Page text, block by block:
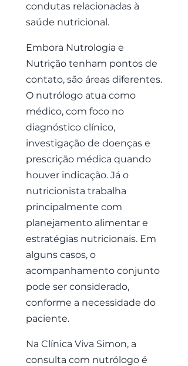
condutas relacionadas à
saúde nutricional.
Embora Nutrologia e
Nutrição tenham pontos de
contato, são áreas diferentes.
O nutrólogo atua como
médico, com foco no
diagnóstico clínico,
investigação de doenças e
prescrição médica quando
houver indicação. Já o
nutricionista trabalha
principalmente com
planejamento alimentar e
estratégias nutricionais. Em
alguns casos, o
acompanhamento conjunto
pode ser considerado,
conforme a necessidade do
paciente.
Na Clínica Viva Simon, a
consulta com nutrólogo é